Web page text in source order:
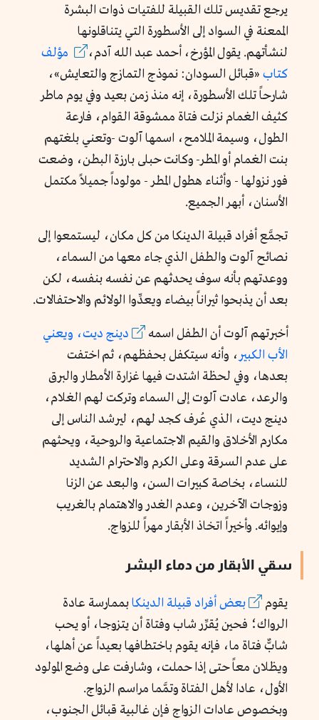
يرجع تقديس تلك القبيلة للفتيات ذوات البشرة
الممعنة في السواد إلى الأسطورة التي يتناقلونها
لنشأتهم. يقول المؤرخ، أحمد عبد الله آدم،
مؤلف
كتاب «قبائل السودان: نموذج التمازج والتعايش»،
شارحاً تلك الأسطورة، إنه منذ زمن بعيد وفي يوم ماطر
كثيف الغمام نزلت فتاة ممشوقة القوام، فارعة
الطول، وسيمة الملامح، اسمها آلوت -وتعني بلغتهم
بنت الغمام أو المطر- وكانت حبلى بارزة البطن، وضعت
فور نزولها - وأثناء هطول المطر - مولوداً جميلاً مكتمل
الأسنان، أبهر الجميع.
تجمَّع أفراد قبيلة الدينكا من كل مكان، ليستمعوا إلى
نصائح آلوت والطفل الذي جاء معها من السماء،
ووعدتهم بأنه سوف يحدثهم عن نفسه بنفسه، لكن
بعد أن يذبحوا ثيراناً بيضاء ويعدِّوا الولائم والاحتفالات.
أخبرتهم آلوت أن الطفل اسمه
دينج ديت، ويعني
الأب الكبير، وأنه سيتكفل بحفظهم، ثم اختفت
بعدها، وفي لحظة اشتدت فيها غزارة الأمطار والبرق
والرعد، عادت آلوت إلى السماء وتركت لهم الغلام،
دينج ديت، الذي عُرف كجد لهم، ليرشد الناس إلى
مكارم الأخلاق والقيم الاجتماعية والروحية، ويحثهم
على عدم السرقة وعلى الكرم والاحترام الشديد
للنساء، بخاصة كبيرات السن، والبعد عن الزنا
وزوجات الآخرين، وعدم الغدر والاهتمام بالغريب
وإيوائه. وأخيراً اتخاذ الأبقار مهراً للزواج.
سقي الأبقار من دماء البشر
يقوم بعض أفراد قبيلة الدينكابممارسة عادة
الرواك؛ فحين يُقرِّر شاب وفتاة أن يتزوجا، أو يحب
شابٌّ فتاة ما، فإنه يقوم باختطافها بعيداً عن أهلها،
ويظلان معاً حتى إذا حملت، وشارفت على وضع المولود
الأول، عادا لأهل الفتاة وتمَّما مراسم الزواج.
وبخصوص عادات الزواج فإن غالبية قبائل الجنوب،